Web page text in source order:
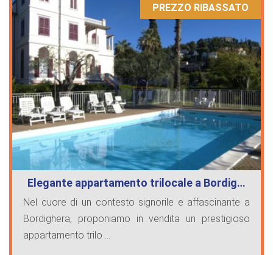
PREZZO RIBASSATO
Elegante appartamento trilocale a Bordig…
Nel cuore di un contesto signorile e affascinante a
Bordighera, proponiamo in vendita un prestigioso
appartamento trilo ...